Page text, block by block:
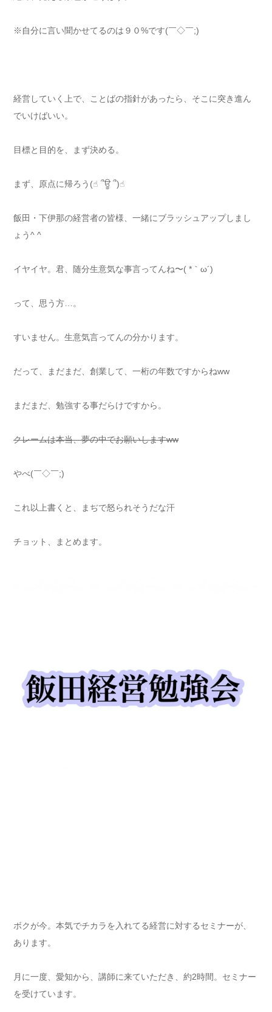
※自分に言い聞かせてるのは９０%です(￣◇￣;)
経営していく上で、ことばの指針があったら、そこに突き進ん
でいけばいい。
目標と目的を、まず決める。
まず、原点に帰ろう(☝︎ ՞ਊ ՞)☝︎
飯田・下伊那の経営者の皆様、一緒にブラッシュアップしまし
ょう^ ^
イヤイヤ。君、随分生意気な事言ってんね〜( *｀ω´)
って、思う方…。
すいません。生意気言ってんの分かります。
だって、まだまだ、創業して、一桁の年数ですからねww
まだまだ、勉強する事だらけですから。
クレームは本当、夢の中でお願いしますww
やべ(￣◇￣;)
これ以上書くと、まぢで怒られそうだな汗
チョット、まとめます。
ボクが今。本気でチカラを入れてる経営に対するセミナーが、
あります。
月に一度、愛知から、講師に来ていただき、約2時間。セミナー
を受けています。